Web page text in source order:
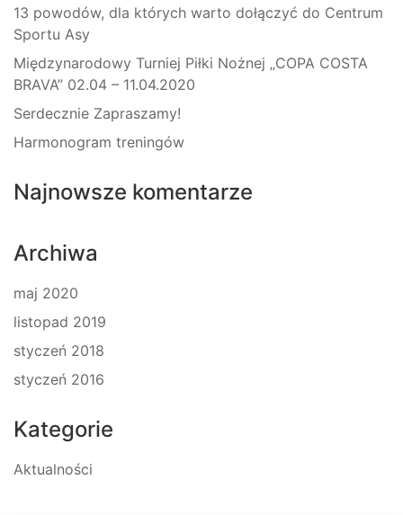
13 powodów, dla których warto dołączyć do Centrum
Sportu Asy
Międzynarodowy Turniej Piłki Nożnej „COPA COSTA
BRAVA” 02.04 – 11.04.2020
Serdecznie Zapraszamy!
Harmonogram treningów
Najnowsze komentarze
Archiwa
maj 2020
listopad 2019
styczeń 2018
styczeń 2016
Kategorie
Aktualności